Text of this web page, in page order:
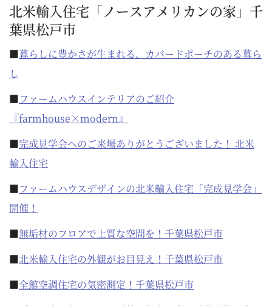
北米輸入住宅「ノースアメリカンの家」千
葉県松戸市
■暮らしに豊かさが生まれる、カバードポーチのある暮ら
し
■ファームハウスインテリアのご紹介
『farmhouse×modern』
■完成見学会へのご来場ありがとうございました！ 北米
輸入住宅
■ファームハウスデザインの北米輸入住宅「完成見学会」
開催！
■無垢材のフロアで上質な空間を！千葉県松戸市
■北米輸入住宅の外観がお目見え！千葉県松戸市
■全館空調住宅の気密測定！千葉県松戸市